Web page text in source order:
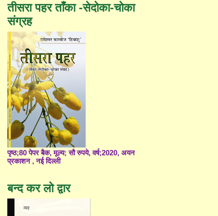
तीसरा पहर ताँका -सेदोका-चोका
संग्रह
पृष्ठ;80 पेपर बैक, मूल्य; सौ रुपये, वर्ष;2020, अयन
प्रकाशन , नई दिल्ली
बन्द कर लो द्वार